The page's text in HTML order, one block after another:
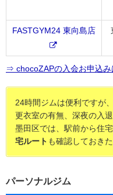
FASTGYM24 東向島店
⇒ chocoZAPの入会お申込み
24時間ジムは便利ですが
更衣室の有無、深夜の入
墨田区では、駅前から住
宅ルート も確認しておきた
パーソナルジム